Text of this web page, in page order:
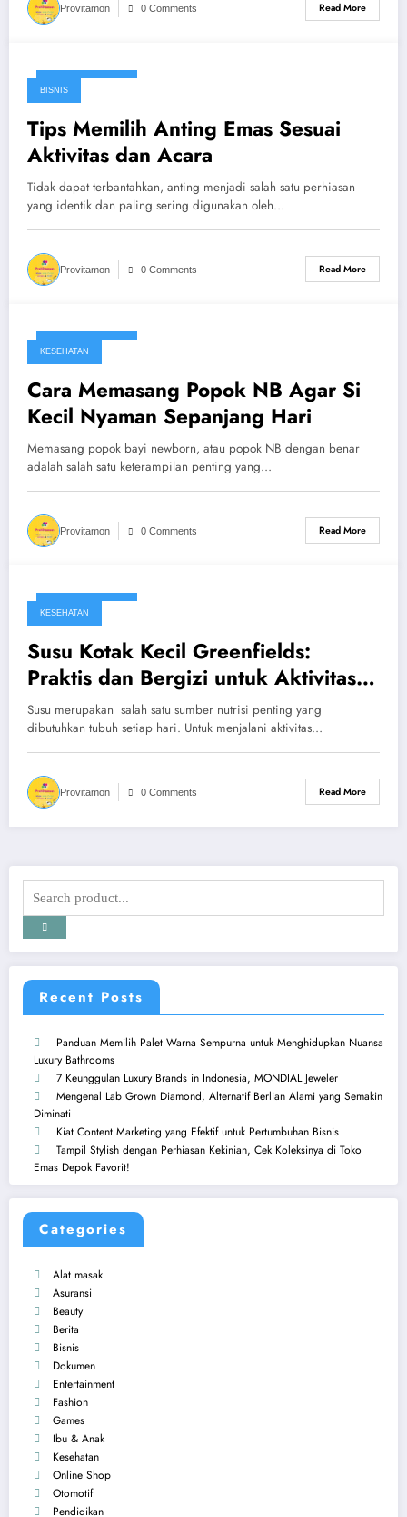
Provitamon 0 Comments Read More
January 21, 2025
BISNIS
Tips Memilih Anting Emas Sesuai
Aktivitas dan Acara
Tidak dapat terbantahkan, anting menjadi salah satu perhiasan
yang identik dan paling sering digunakan oleh…
Provitamon 0 Comments Read More
January 21, 2025
KESEHATAN
Cara Memasang Popok NB Agar Si
Kecil Nyaman Sepanjang Hari
Memasang popok bayi newborn, atau popok NB dengan benar
adalah salah satu keterampilan penting yang…
Provitamon 0 Comments Read More
January 12, 2025
KESEHATAN
Susu Kotak Kecil Greenfields:
Praktis dan Bergizi untuk Aktivitas
Harian
Susu merupakan salah satu sumber nutrisi penting yang
dibutuhkan tubuh setiap hari. Untuk menjalani aktivitas…
Provitamon 0 Comments Read More
Recent Posts
Panduan Memilih Palet Warna Sempurna untuk Menghidupkan Nuansa
Luxury Bathrooms
7 Keunggulan Luxury Brands in Indonesia, MONDIAL Jeweler
Mengenal Lab Grown Diamond, Alternatif Berlian Alami yang Semakin
Diminati
Kiat Content Marketing yang Efektif untuk Pertumbuhan Bisnis
Tampil Stylish dengan Perhiasan Kekinian, Cek Koleksinya di Toko
Emas Depok Favorit!
Categories
Alat masak
Asuransi
Beauty
Berita
Bisnis
Dokumen
Entertainment
Fashion
Games
Ibu & Anak
Kesehatan
Online Shop
Otomotif
Pendidikan